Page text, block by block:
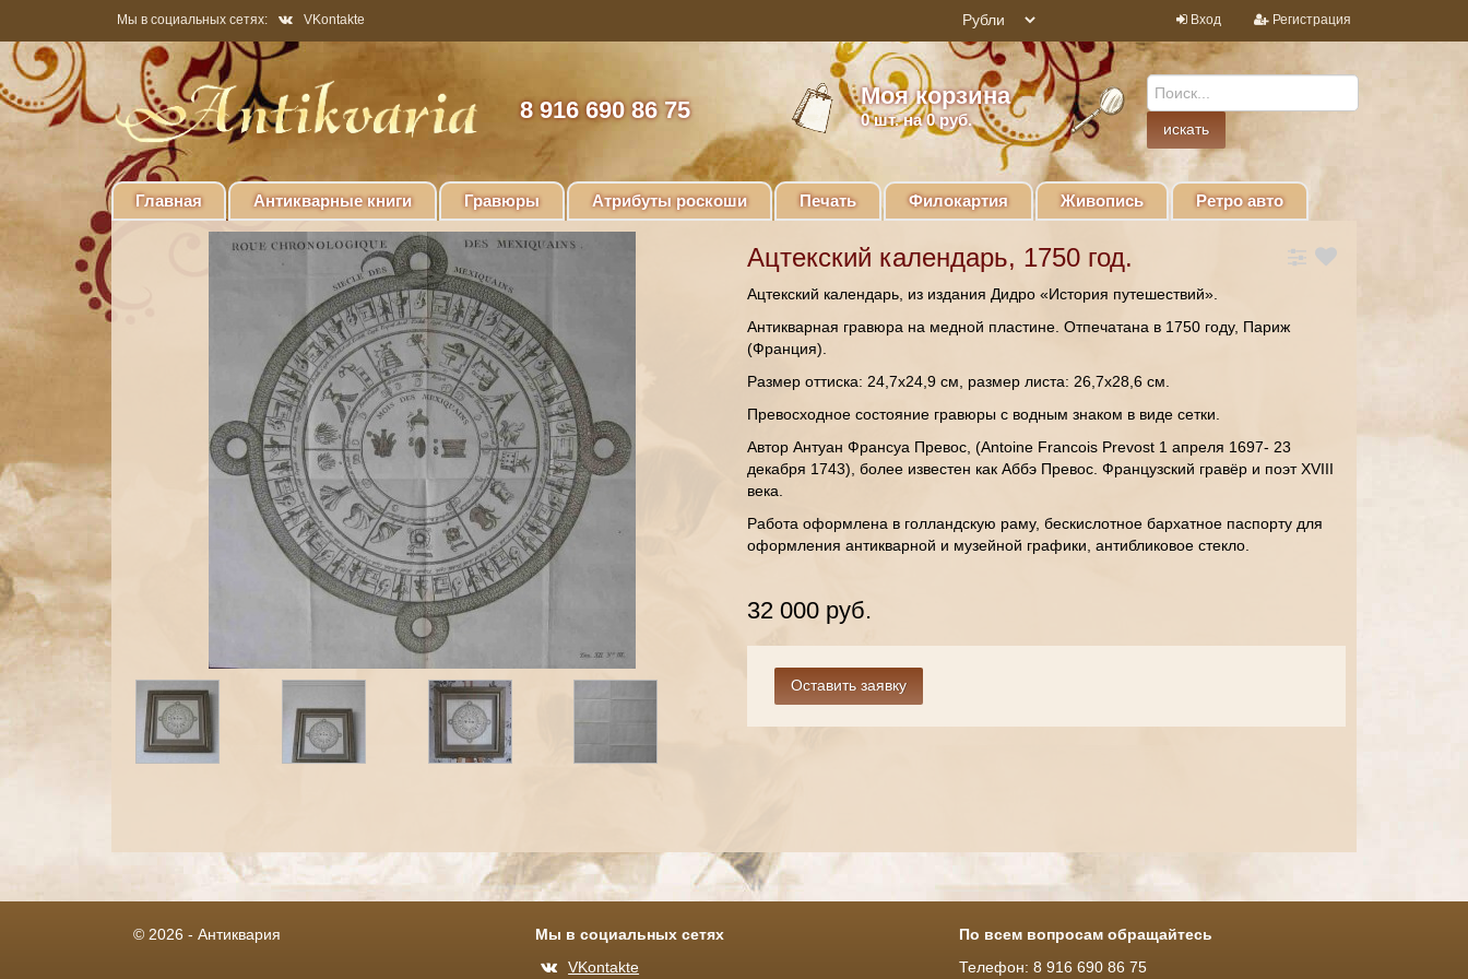
Мы в социальных сетях: VKontakte Вход Регистрация
8 916 690 86 75
Моя корзина
0шт. на 0 руб.
Главная Антикварные книги Гравюры Атрибуты роскоши Печать Филокартия Живопись Ретро авто
Ацтекский календарь, 1750 год.
Ацтекский календарь, из издания Дидро «История путешествий».
Антикварная гравюра на медной пластине. Отпечатана в 1750 году, Париж
(Франция).
Размер оттиска: 24,7х24,9 см, размер листа: 26,7х28,6 см.
Превосходное состояние гравюры с водным знаком в виде сетки.
Автор Антуан Франсуа Превос, (Antoine Francois Prevost 1 апреля 1697- 23
декабря 1743), более известен как Аббэ Превос. Французский гравёр и поэтXVIII
века.
Работа оформлена в голландскую раму, бескислотное бархатное паспорту для
оформления антикварной и музейной графики, антибликовое стекло.
32 000 руб.
© 2026 - Антиквария
Мы в социальных сетях
VKontakte
По всем вопросам обращайтесь
Телефон: 8 916 690 86 75